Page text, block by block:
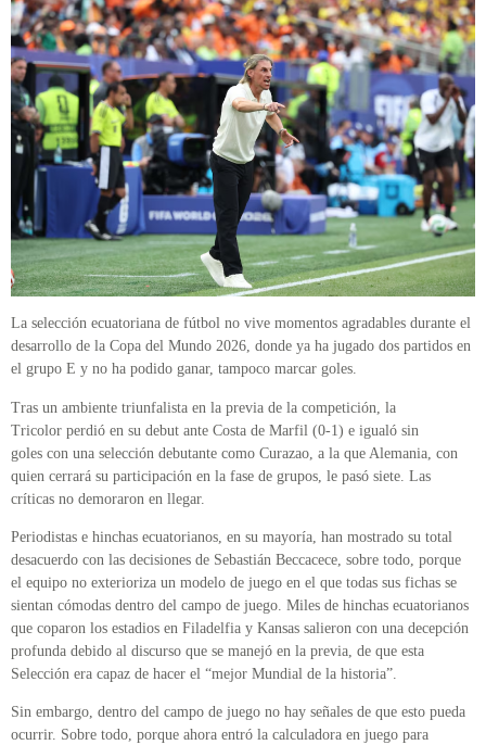
La selección ecuatoriana de fútbol no vive momentos agradables durante el
desarrollo de la Copa del Mundo 2026, donde ya ha jugado dos partidos en
el grupo E y no ha podido ganar, tampoco marcar goles.
Tras un ambiente triunfalista en la previa de la competición, la
Tricolor perdió en su debut ante Costa de Marfil (0-1) e igualó sin
goles con una selección debutante como Curazao, a la que Alemania, con
quien cerrará su participación en la fase de grupos, le pasó siete. Las
críticas no demoraron en llegar.
Periodistas e hinchas ecuatorianos, en su mayoría, han mostrado su total
desacuerdo con las decisiones de Sebastián Beccacece, sobre todo, porque
el equipo no exterioriza un modelo de juego en el que todas sus fichas se
sientan cómodas dentro del campo de juego. Miles de hinchas ecuatorianos
que coparon los estadios en Filadelfia y Kansas salieron con una decepción
profunda debido al discurso que se manejó en la previa, de que esta
Selección era capaz de hacer el “mejor Mundial de la historia”.
Sin embargo, dentro del campo de juego no hay señales de que esto pueda
ocurrir. Sobre todo, porque ahora entró la calculadora en juego para